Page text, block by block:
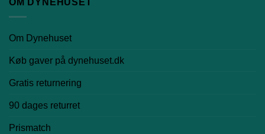
OM DYNEHUSET
Om Dynehuset
Køb gaver på dynehuset.dk
Gratis returnering
90 dages returret
Prismatch